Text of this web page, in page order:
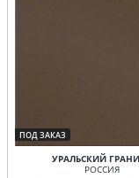
ПОД ЗАКАЗ
УРАЛЬСКИЙ
РОССИЯ